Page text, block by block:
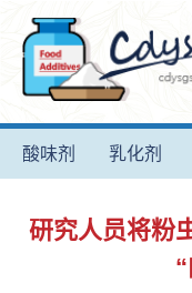
酸味剂 乳化剂
研究人员将粉